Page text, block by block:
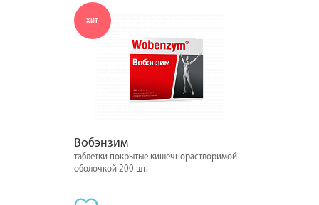
ХИТ
Вобэнзим
таблетки покрытые кишечнорастворимой
оболочкой 200 шт.